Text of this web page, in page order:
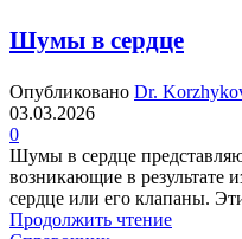
Шумы в сердце
Опубликовано Dr.
03.03.2026
0
Шумы в сердце
возникающие в результате
сердце или его клапаны.
Продолжить чтение